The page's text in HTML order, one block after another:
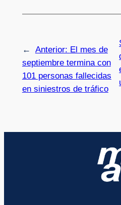
← Anterior: El mes de
septiembre termina con
101 personas fallecidas
en siniestros de tráfico